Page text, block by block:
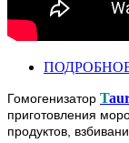
Гомогенизатор T
приготовления
продуктов,